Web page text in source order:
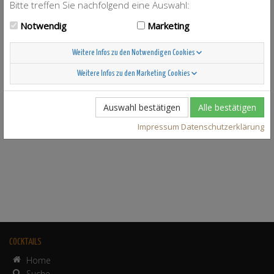
COCKTAILS
Home
Bitte treffen Sie nachfolgend eine Auswahl:
Notwendig
Marketing
Weitere Infos zu den Notwendigen Cookies
Weitere Infos zu den Marketing Cookies
Auswahl bestätigen Alle bestätigen
Impressum Datenschutzerklärung